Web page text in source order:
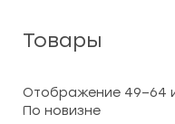
Товары
Отображение 49–64